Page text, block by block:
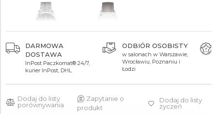
3 900 zł 3 600 zł
DARMOWA
DOSTAWA
InPost Paczkomat® 24/7,
kurier InPost, DHL
ODBIÓR OSOBISTY
w salonach w Warszawie,
Wrocławiu, Poznaniu i
Łodzi
Dodaj do listy
porównywania
Zapytanie o
produkt
Dodaj do listy
życzeń